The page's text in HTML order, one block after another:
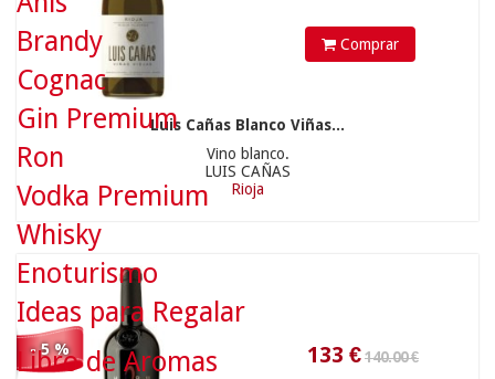
Comprar
Luis Cañas Blanco Viñas...
Vino blanco.
LUIS CAÑAS
Rioja
- 5 %
133 €
Brandy
Cognac
Gin Premium
Ron
Vodka Premium
Whisky
Enoturismo
Ideas para Regalar
Libro de Aromas